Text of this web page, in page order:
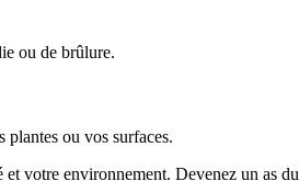
ou de brûlure.
plantes ou vos surfaces.
et votre environnement. Devenez un as du